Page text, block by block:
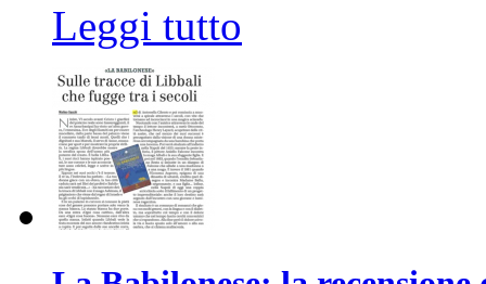
Leggi tutto